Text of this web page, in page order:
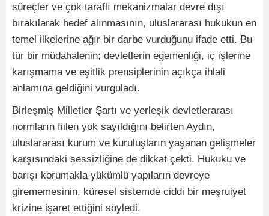
süreçler ve çok taraflı mekanizmalar devre dışı
bırakılarak hedef alınmasının, uluslararası hukukun en
temel ilkelerine ağır bir darbe vurduğunu ifade etti. Bu
tür bir müdahalenin; devletlerin egemenliği, iç işlerine
karışmama ve eşitlik prensiplerinin açıkça ihlali
anlamına geldiğini vurguladı.
Birleşmiş Milletler Şartı ve yerleşik devletlerarası
normların fiilen yok sayıldığını belirten Aydın,
uluslararası kurum ve kuruluşların yaşanan gelişmeler
karşısındaki sessizliğine de dikkat çekti. Hukuku ve
barışı korumakla yükümlü yapıların devreye
girememesinin, küresel sistemde ciddi bir meşruiyet
krizine işaret ettiğini söyledi.